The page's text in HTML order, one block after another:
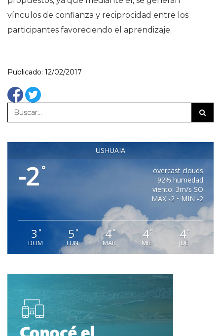
vínculos de confianza y reciprocidad entre los
participantes favoreciendo el aprendizaje.
Publicado: 12/02/2017
USHUAIA
-2 °
overcast clouds
92% humedad
viento: 3m/s SO
MAX -2 • MIN -2
3 °
DOM
5 °
LUN
4°
MAR
4°
MIE
4°
JUE